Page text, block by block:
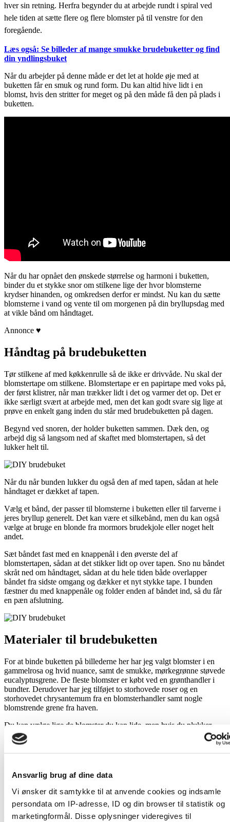
Ansvarlig brug af dine data
Vi ønsker dit samtykke til at anvende cookies og indsamle
persondata om IP-adresse, ID og din browser til statistik og
marketingformål. Disse oplysninger videregives til
hver sin retning. Herfra begynder du at arbejde rundt i spiral ved
hele tiden at sætte flere og flere blomster på til venstre for den
foregående.
Læs også: Se billeder af mange smukke brudebuketter og find
din yndlingsbuket
Når du arbejder på denne måde er det let at holde øje med at
buketten får en smuk og rund form. Du kan altid hive lidt i en
blomst, hvis den stritter for meget og på den måde få den på plads i
buketten.
Når du har opnået den ønskede størrelse og harmoni i buketten,
binder du et stykke snor om stilkene lige der hvor blomsterne
krydser hinanden, og omkredsen derfor er mindst. Nu kan du sætte
blomsterne i vand og vente til om morgenen på din bryllupsdag med
at vikle bånd om håndtaget.
Annonce ♥
Håndtag på brudebuketten
Tør stilkene af med køkkenrulle så de ikke er drivvåde. Nu skal der
blomstertape om stilkene. Blomstertape er en papirtape med voks på,
der først klistrer, når man trækker lidt i det og varmer det op. Det er
ikke særligt svært at arbejde med, men det kan godt svare sig lige at
prøve en enkelt gang inden du står med brudebuketten på dagen.
Begynd ved snoren, der holder buketten sammen. Dæk den, og
arbejd dig så langsom ned af skaftet med blomstertapen, så det
lukker helt til.
Når du når bunden lukker du også den af med tapen, sådan at hele
håndtaget er dækket af tapen.
Vælg et bånd, der passer til blomsterne i buketten eller til farverne i
jeres bryllup generelt. Det kan være et silkebånd, men du kan også
vælge at bruge en blonde fra mormors brudekjole eller noget helt
andet.
Sæt båndet fast med en knappenål i den øverste del af
blomstertapen, sådan at det stikker lidt op over tapen. Sno nu båndet
skråt ned om håndtaget, sådan at du hele tiden både overlapper
båndet fra sidste omgang og dækker et nyt stykke tape. I bunden
fæstner du med knappenåle og folder enden af båndet ind, så du får
en pæn afslutning.
Materialer til brudebuketten
For at binde buketten på billederne her har jeg valgt blomster i en
gammelrosa og hvid nuance, samt de smukke, mørkegrønne støvede
eucalyptusgrene. De fleste blomster er købt ved en grønthandler i
bundter. Derudover har jeg tilføjet to storhovede roser og en
storhovedet chrysantemum fra en blomsterhandler samt nogle
blomstrende grene fra haven.
Du kan vælge lige de blomster du kan lide, men hvis du plukker
blomster i din egen have kan det være en god idé at teste om
blomsterne taber bladene, når de er plukket.
For at skabe en god symmetri i buketten er det en god idé at vælge
blomster, der både har store, små og bittesmå hoveder. Jeg har blandt
andet valgt ranunkler, bonderoser og brudeslør.
Jeg brugte 9 storhovede blomster, 15 blomster med små hoveder og